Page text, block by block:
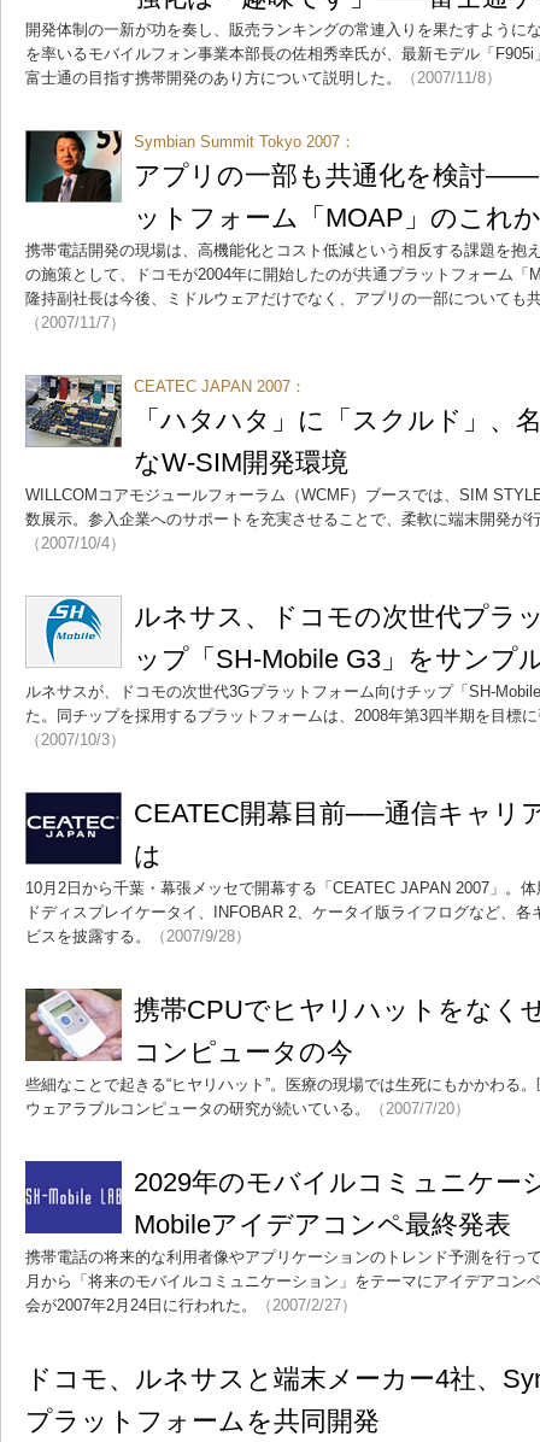
開発体制の一新が功を奏し、販売ランキングの常連入りを果たすように
を率いるモバイルフォン事業本部長の佐相秀幸氏が、最新モデル「
富士通の目指す携帯開発のあり方について説明した。
（2007/11/8）
Symbian Summit Tokyo 2007：
アプリの一部も共通化を検討
ットフォーム「MOAP」のこれ
携帯電話開発の現場は、高機能化とコスト低減という相反する課題を抱
の施策として、ドコモが2004年に開始したのが共通プラットフォーム「
隆持副社長は今後、ミドルウェアだけでなく、アプリの一部についても
（2007/11/7）
CEATEC JAPAN 2007：
「ハタハタ」に「スクルド」、
なW-SIM開発環境
WILLCOMコアモジュールフォーラム（WCMF）ブースでは、SIM
数展示。参入企業へのサポートを充実させることで、柔軟に端末開発が
（2007/10/4）
ルネサス、ドコモの次世代プラ
ップ「SH-Mobile G3」をサンプ
ルネサスが、ドコモの次世代3Gプラットフォーム向けチップ「SH-
た。同チップを採用するプラットフォームは、2008年第3四半期を目標
（2007/10/3）
CEATEC開幕目前──通信キャリ
は
10月2日から千葉・幕張メッセで開幕する「CEATEC JAPAN 2007」。
ドディスプレイケータイ、INFOBAR 2、ケータイ版ライフログなど、
ビスを披露する。
（2007/9/28）
携帯CPUでヒヤリハットをな
コンピュータの今
些細なことで起きる“ヒヤリハット”。医療の現場では生死にもかかわる
ウェアラブルコンピュータの研究が続いている。
（2007/7/20）
2029年のモバイルコミュニケー
Mobileアイデアコンペ最終発表
携帯電話の将来的な利用者像やアプリケーションのトレンド予測を行っ
月から「将来のモバイルコミュニケーション」をテーマにアイデアコン
会が2007年2月24日に行われた。
（2007/2/27）
ドコモ、ルネサスと端末メーカー4社、
プラットフォームを共同開発